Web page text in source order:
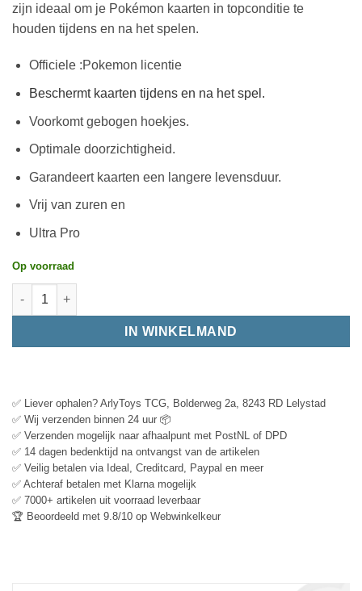
zijn ideaal om je Pokémon kaarten in topconditie te
houden tijdens en na het spelen.
Officiele :Pokemon licentie
Beschermt kaarten tijdens en na het spel.
Voorkomt gebogen hoekjes.
Optimale doorzichtigheid.
Garandeert kaarten een langere levensduur.
Vrij van zuren en
Ultra Pro
Op voorraad
IN WINKELMAND
✅ Liever ophalen? ArlyToys TCG, Bolderweg 2a, 8243 RD Lelystad
✅ Wij verzenden binnen 24 uur 📦
✅ Verzenden mogelijk naar afhaalpunt met PostNL of DPD
✅ 14 dagen bedenktijd na ontvangst van de artikelen
✅ Veilig betalen via Ideal, Creditcard, Paypal en meer
✅ Achteraf betalen met Klarna mogelijk
✅ 7000+ artikelen uit voorraad leverbaar
🏆 Beoordeeld met 9.8/10 op Webwinkelkeur